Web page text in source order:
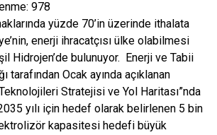
en büyük enerji depolama
onayını aldı
978
yüzde 70’in üzerinde ithalata
enerji ihracatçısı ülke olabilmesi
Hidrojen’de bulunuyor. Enerji ve Tabii
tarafından Ocak ayında açıklanan
Stratejisi ve Yol Haritası”nda
yılı için hedef olarak belirlenen 5 bin
kapasitesi hedefi büyük